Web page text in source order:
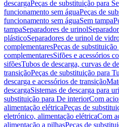
descargaPeças de substituição para
funcionamento sem águaPeças de
funcionamento sem águaSem tampa
tampaSeparadores de urinol
plásticoSeparadores de urinol de
complementaresPeças de
complementaresSifões e acessórios
sifõesTubos de descarga, curvas de
transiçãoPeças de substituição para
descarga e acessórios de transição
descargaSistemas de descarga para
substituição para De interiorCom
alimentação elétricaPeças de
eletrónico, alimentação elétricaCom
alimentação a pilhasPeças de